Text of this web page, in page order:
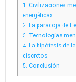
1. Civilizaciones
energéticas
2. La paradoja de
3. Tecnologías
4. La hipótesis de
discretos
5. Conclusión